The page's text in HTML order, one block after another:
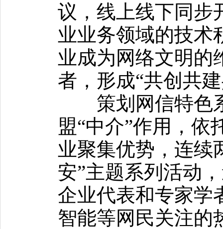
议，线上线下同步
业业务领域的技术
业成为网络文明的
者，形成“共创共
策划网信特色
盟“中介”作用，依
业聚集优势，连续
安”主题系列活动
企业代表和专家学
智能等网民关注的